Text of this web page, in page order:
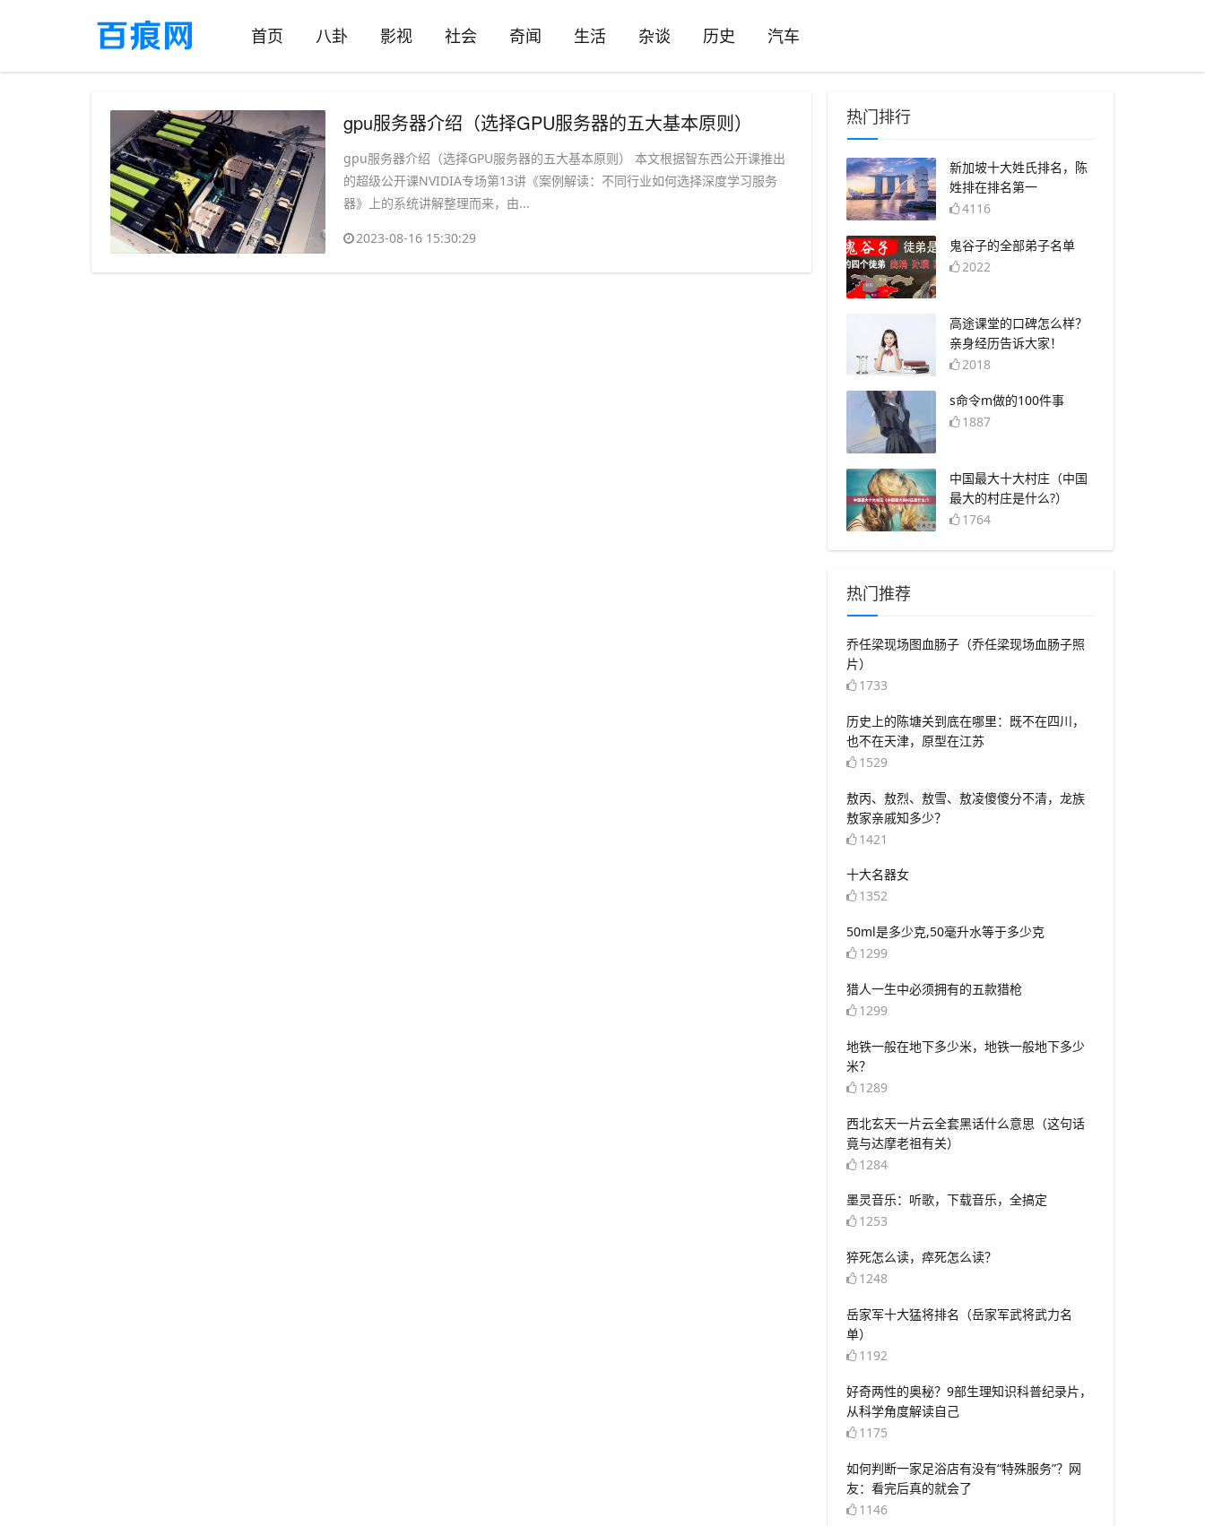
首页 八卦 影视 社会 奇闻 生活 杂谈 历史 汽车
​gpu服务器介绍（选择GPU服务器的五大基本原则）
gpu服务器介绍（选择GPU服务器的五大基本原则） 本文根据智东西公开课推出
的超级公开课NVIDIA专场第13讲《案例解读：不同行业如何选择深度学习服务
器》上的系统讲解整理而来，由...
2023-08-16 15:30:29
热门排行
​新加坡十大姓氏排名，陈
姓排在排名第一
4116
​鬼谷子的全部弟子名单
2022
​高途课堂的口碑怎么样？
亲身经历告诉大家！
2018
​s命令m做的100件事
1887
​中国最大十大村庄（中国
最大的村庄是什么?）
1764
热门推荐
​乔任梁现场图血肠子（乔任梁现场血肠子照
片）
1733
​历史上的陈塘关到底在哪里：既不在四川，
也不在天津，原型在江苏
1529
​敖丙、敖烈、敖雪、敖凌傻傻分不清，龙族
敖家亲戚知多少？
1421
​十大名器女
1352
​50ml是多少克,50毫升水等于多少克
1299
​猎人一生中必须拥有的五款猎枪
1299
​地铁一般在地下多少米，地铁一般地下多少
米？
1289
​西北玄天一片云全套黑话什么意思（这句话
竟与达摩老祖有关）
1284
​墨灵音乐：听歌，下载音乐，全搞定
1253
​猝死怎么读，瘁死怎么读？
1248
​岳家军十大猛将排名（岳家军武将武力名
单）
1192
​好奇两性的奥秘？9部生理知识科普纪录片，
从科学角度解读自己
1175
​如何判断一家足浴店有没有“特殊服务”？网
友：看完后真的就会了
1146